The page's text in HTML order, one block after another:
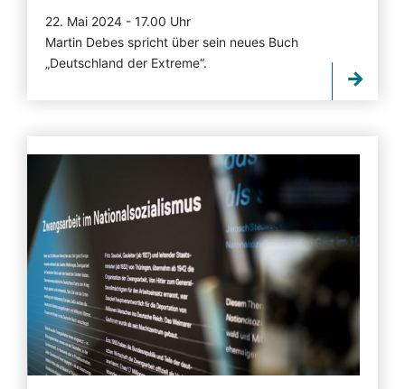
22. Mai 2024 - 17.00 Uhr
Martin Debes spricht über sein neues Buch
„Deutschland der Extreme“.